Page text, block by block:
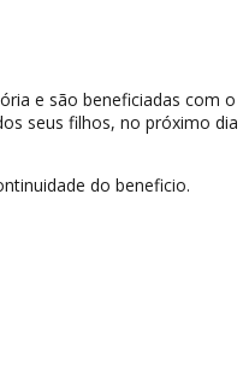
e são beneficiadas com o
seus filhos, no próximo dia
do beneficio.